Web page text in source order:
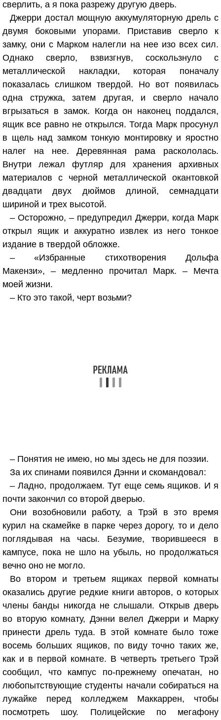
сверлить, а я пока разрежу другую дверь.
Джерри достал мощную аккумуляторную дрель с
двумя боковыми упорами. Приставив сверло к
замку, они с Марком налегли на нее изо всех сил.
Однако сверло, взвизгнув, соскользнуло с
металлической накладки, которая поначалу
показалась слишком твердой. Но вот появилась
одна стружка, затем другая, и сверло начало
вгрызаться в замок. Когда он наконец поддался,
ящик все равно не открылся. Тогда Марк просунул
в щель над замком тонкую монтировку и яростно
налег на нее. Деревянная рама раскололась.
Внутри лежал футляр для хранения архивных
материалов с черной металлической окантовкой
двадцати двух дюймов длиной, семнадцати
шириной и трех высотой.
– Осторожно, – предупредил Джерри, когда Марк
открыл ящик и аккуратно извлек из него тонкое
издание в твердой обложке.
– «Избранные стихотворения Дольфа
Макензи», – медленно прочитал Марк. – Мечта
моей жизни.
– Кто это такой, черт возьми?
– Понятия не имею, но мы здесь не для поэзии.
За их спинами появился Дэнни и скомандовал:
– Ладно, продолжаем. Тут еще семь ящиков. И я
почти закончил со второй дверью.
Они возобновили работу, а Трэй в это время
курил на скамейке в парке через дорогу, то и дело
поглядывая на часы. Безумие, творившееся в
кампусе, пока не шло на убыль, но продолжаться
вечно оно не могло.
Во втором и третьем ящиках первой комнаты
оказались другие редкие книги авторов, о которых
члены банды никогда не слышали. Открыв дверь
во вторую комнату, Дэнни велел Джерри и Марку
принести дрель туда. В этой комнате было тоже
восемь больших ящиков, по виду точно таких же,
как и в первой комнате. В четверть третьего Трэй
сообщил, что кампус по-прежнему опечатан, но
любопытствующие студенты начали собираться на
лужайке перед колледжем Маккаррен, чтобы
посмотреть шоу. Полицейские по мегафону